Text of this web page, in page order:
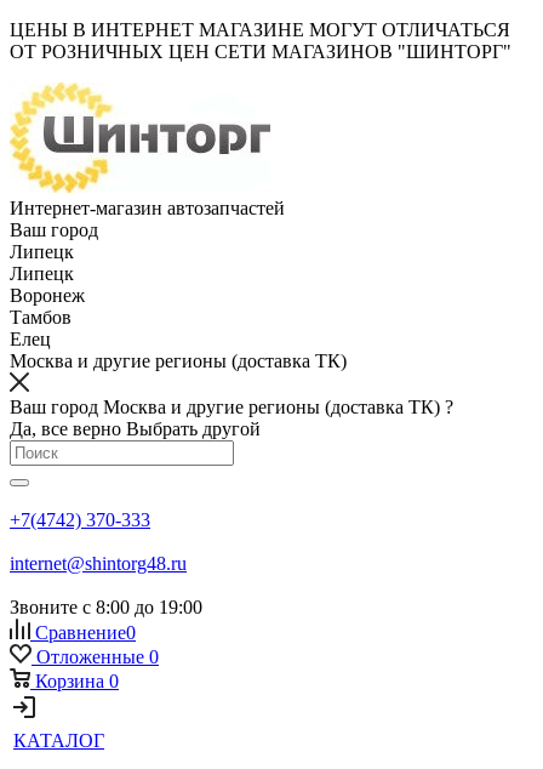
ЦЕНЫ В ИНТЕРНЕТ МАГАЗИНЕ МОГУТ ОТЛИЧАТЬСЯ
ОТ РОЗНИЧНЫХ ЦЕН СЕТИ МАГАЗИНОВ "ШИНТОРГ"
Интернет-магазин автозапчастей
Ваш город
Липецк
Липецк
Воронеж
Тамбов
Елец
Москва и другие регионы (доставка ТК)
Ваш город Москва и другие регионы (доставка ТК) ?
Да, все верно Выбрать другой
+7(4742) 370-333
internet@shintorg48.ru
Звоните с 8:00 до 19:00
Сравнение0
Отложенные 0
Корзина 0
КАТАЛОГ